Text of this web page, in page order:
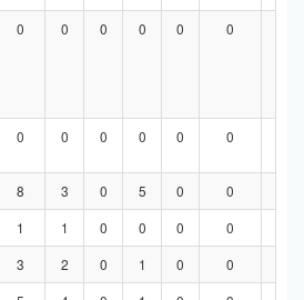
0 0 0 0 0 0
0 0 0 0 0 0
8 3 0 5 0 0
1 1 0 0 0 0
3 2 0 1 0 0